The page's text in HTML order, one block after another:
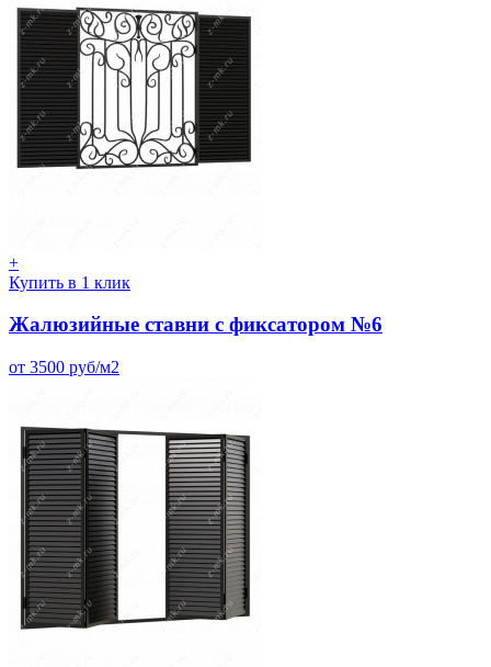
+
Купить в 1 клик
Жалюзийные ставни с фиксатором №6
от 3500 руб/м2